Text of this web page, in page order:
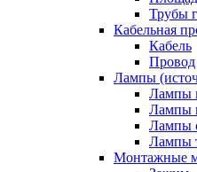
Трубы
Кабельная
Кабель
Провод
Лампы
Лампы
Лампы
Лампы
Лампы
Монтажные